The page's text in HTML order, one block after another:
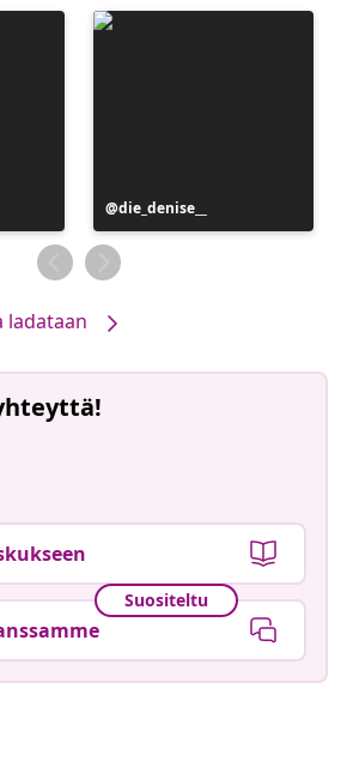
Julkaissut
die_denise__
ladataan
Suositeltu